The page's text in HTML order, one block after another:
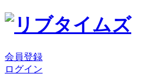
会員登録
ログイン